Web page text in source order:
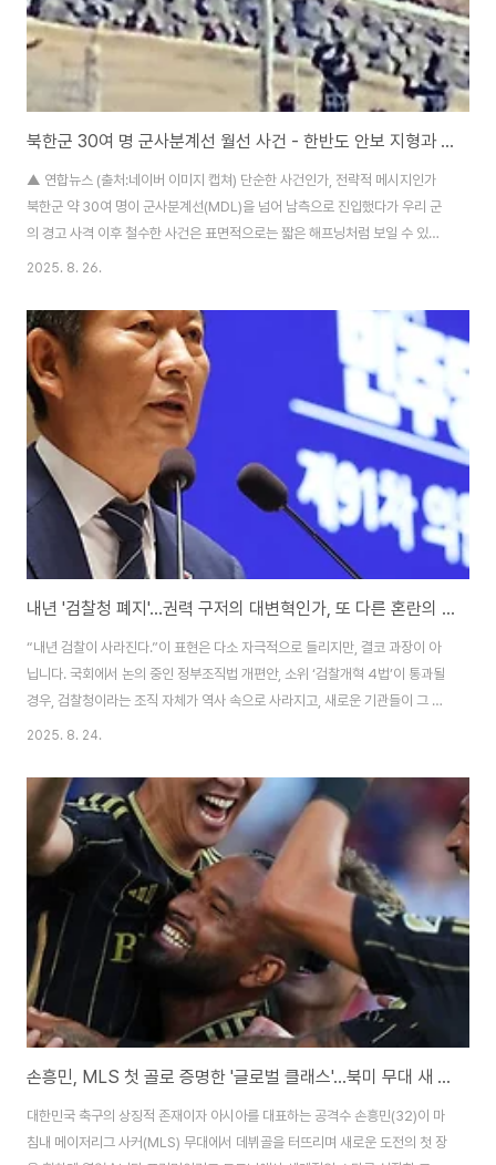
북한군 30여 명 군사분계선 월선 사건 - 한반도 안보 지형과 외교적 함의
▲ 연합뉴스 (출처:네이버 이미지 캡쳐) 단순한 사건인가, 전략적 메시지인가
북한군 약 30여 명이 군사분계선(MDL)을 넘어 남측으로 진입했다가 우리 군
의 경고 사격 이후 철수한 사건은 표면적으로는 짧은 해프닝처럼 보일 수 있습
니다. 그러나 그 이면에는 남북 관계, 미중 전략 경쟁, 정전협정 체제의 불안정
히 ‘군인의 실수’로 치부하기에는 규모와 정황이 이례적입니다. 따라서 우리는
이를 정치적·외교적 차원에서 해석할 필요가 있습니다.북한의 의도 : 전술적 도
발인가, 내부 혼란의 징후인가 북한군 30여 명이 집단으로 군사분계선을 넘어
온 것은 적어도 두 가지 가능성을 시사합니다.1. 전술적 도발 최근 한미 군사훈
련과 국제사..
2025. 8. 26.
내년 '검찰청 폐지'...권력 구저의 대변혁인가, 또 다른 혼란의 시작인가
“내년 검찰이 사라진다.”이 표현은 다소 자극적으로 들리지만, 결코 과장이 아
닙니다. 국회에서 논의 중인 정부조직법 개편안, 소위 ‘검찰개혁 4법’이 통과될
경우, 검찰청이라는 조직 자체가 역사 속으로 사라지고, 새로운 기관들이 그 자
리를 대신하게 되기 때문입니다. 다만, 검사가 헌법상 존재하는 직위인 만큼 ‘검
에 있습니다. ▲ 연합뉴스 (출처:네이버 이미지 캡쳐) 개혁안의 핵심 : 수사와
기소의 분리이번 개편안은 크게 두 축으로 요약됩니다.1. 검찰청 폐지2. 중대범
죄수사청(수사 담당) + 공소청(기소 담당) 신설즉, 검찰이 독점하던 수사·기소
의 결합 권한을 나누겠다는 겁니다.이는 오랫동안 제기돼온 ‘검찰권 남용’ 문
2025. 8. 24.
손흥민, MLS 첫 골로 증명한 '글로벌 클래스'...북미 무대 새 지평을 열다
대한민국 축구의 상징적 존재이자 아시아를 대표하는 공격수 손흥민(32)이 마
침내 메이저리그 사커(MLS) 무대에서 데뷔골을 터뜨리며 새로운 도전의 첫 장